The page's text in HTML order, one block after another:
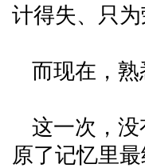
计得失、只为
而现在，
这一次，
原了记忆里